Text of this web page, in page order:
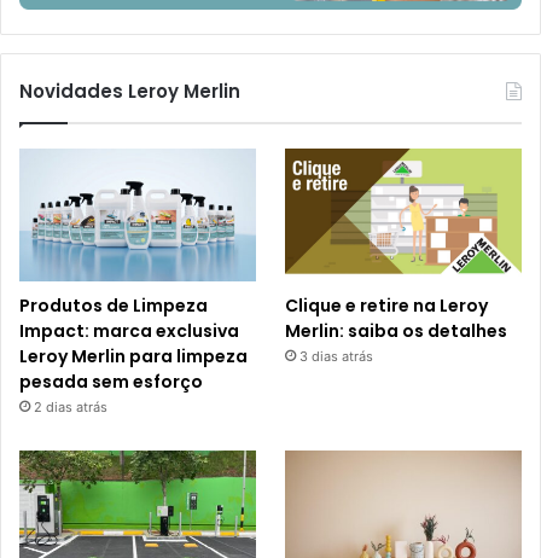
Novidades Leroy Merlin
Produtos de Limpeza
Impact: marca exclusiva
Leroy Merlin para limpeza
pesada sem esforço
2 dias atrás
Clique e retire na Leroy
Merlin: saiba os detalhes
3 dias atrás